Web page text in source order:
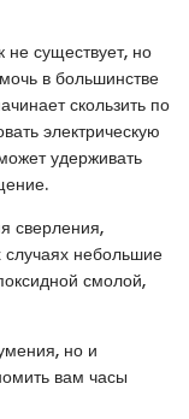
существует, но
в большинстве
скользить по
электрическую
удерживать
сверления,
случаях небольшие
смолой,
но и
вам часы